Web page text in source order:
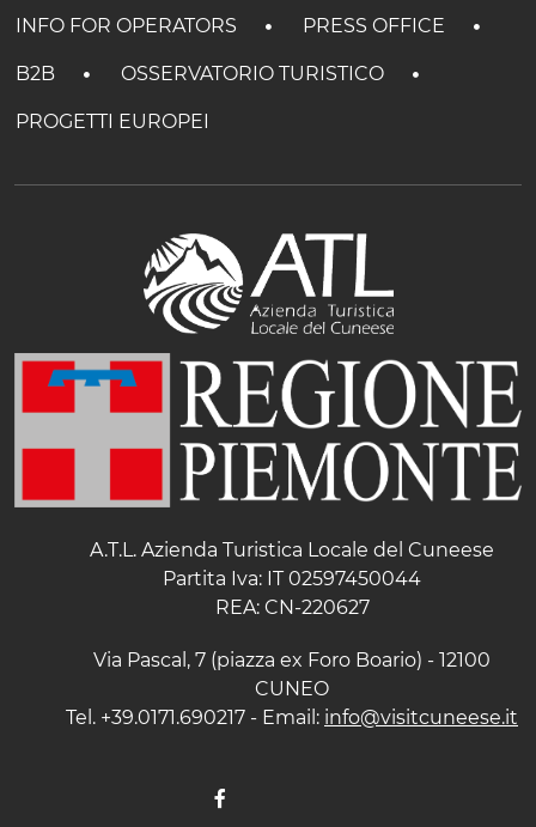
INFO FOR OPERATORS PRESS OFFICE
B2B OSSERVATORIO TURISTICO
PROGETTI EUROPEI
A.T.L. Azienda Turistica Locale del Cuneese
Partita Iva: IT 02597450044
REA: CN-220627
Via Pascal, 7 (piazza ex Foro Boario) - 12100
CUNEO
Tel. +39.0171.690217 - Email: info@visitcuneese.it